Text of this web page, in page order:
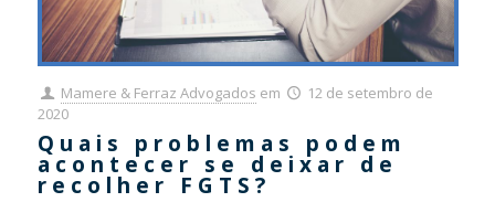
Mamere & Ferraz Advogados em
12 de setembro de
2020
Quais problemas podem
acontecer se deixar de
recolher FGTS?